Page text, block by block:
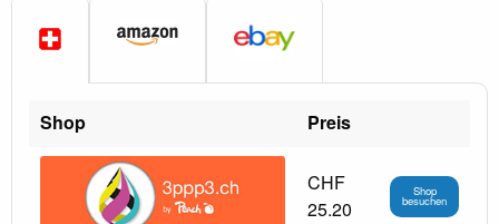
Shop Preis
CHF
25.20
Shop
besuchen